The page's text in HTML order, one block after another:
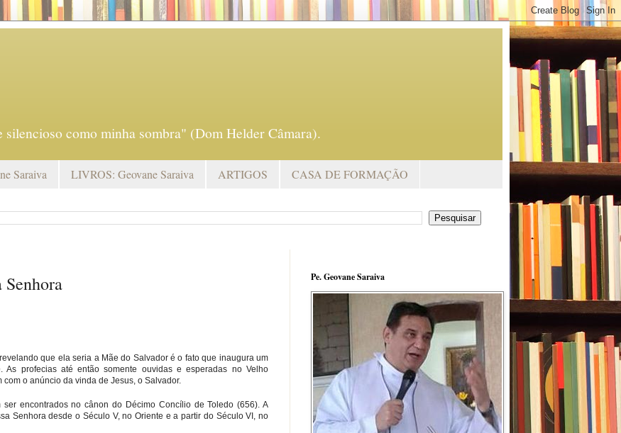
silencioso como minha sombra" (Dom Helder Câmara).
Saraiva LIVROS: Geovane Saraiva ARTIGOS CASA DE FORMAÇÃO
que ela seria a Mãe do Salvador é o fato que inaugura um
As profecias até então somente ouvidas e esperadas no Velho
com o anúncio da vinda de Jesus, o Salvador.
encontrados no cânon do Décimo Concílio de Toledo (656). A
Senhora desde o Século V, no Oriente e a partir do Século VI, no
Pe. Geovane Saraiva